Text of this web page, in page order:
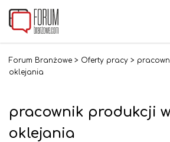
Forum Branżowe > Oferty pracy >
oklejania
pracownik produkcji
oklejania